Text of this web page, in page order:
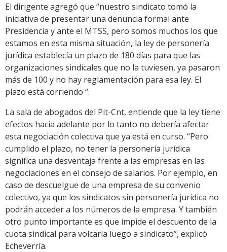
El dirigente agregó que “nuestro sindicato tomó la
iniciativa de presentar una denuncia formal ante
Presidencia y ante el MTSS, pero somos muchos los que
estamos en esta misma situación, la ley de personería
jurídica establecía un plazo de 180 días para que las
organizaciones sindicales que no la tuviesen, ya pasaron
más de 100 y no hay reglamentación para esa ley. El
plazo está corriendo “.
La sala de abogados del Pit-Cnt, entiende que la ley tiene
efectos hacia adelante por lo tanto no debería afectar
esta negociación colectiva que ya está en curso. “Pero
cumplido el plazo, no tener la personería jurídica
significa una desventaja frente a las empresas en las
negociaciones en el consejo de salarios. Por ejemplo, en
caso de descuelgue de una empresa de su convenio
colectivo, ya que los sindicatos sin personería jurídica no
podrán acceder a los números de la empresa. Y también
otro punto importante es que impide el descuento de la
cuota sindical para volcarla luego a sindicato”, explicó
Echeverría.